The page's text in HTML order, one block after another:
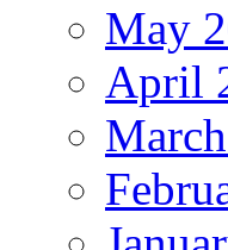
May
April